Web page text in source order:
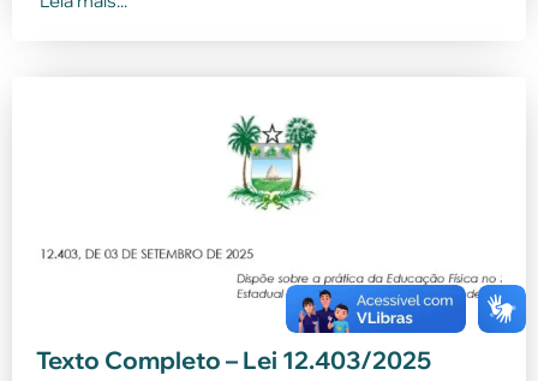
Texto Completo – Lei 12.403/2025